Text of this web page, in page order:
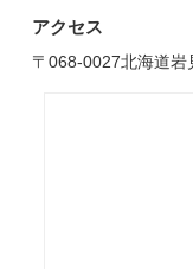
アクセス
〒068-0027北海道岩